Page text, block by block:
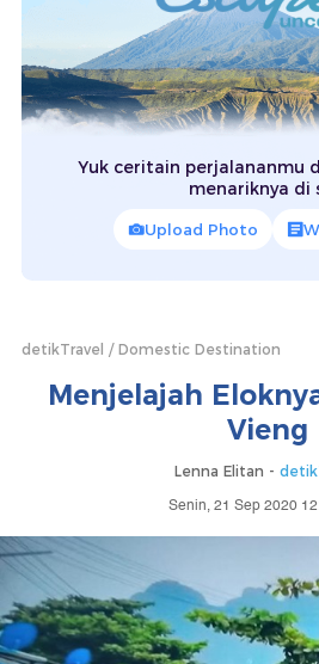
Yuk ceritain perjalananmu
menariknya di
Upload Photo
detikTravel Domestic Destination
Menjelajah
Vieng
Lenna Elitan -
Senin, 21 Sep 2020